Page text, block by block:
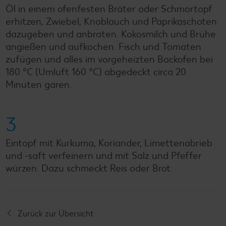
Öl in einem ofenfesten Bräter oder Schmortopf
erhitzen, Zwiebel, Knoblauch und Paprikaschoten
dazugeben und anbraten. Kokosmilch und Brühe
angießen und aufkochen. Fisch und Tomaten
zufügen und alles im vorgeheizten Backofen bei
180 °C (Umluft 160 °C) abgedeckt circa 20
Minuten garen.
3
Eintopf mit Kurkuma, Koriander, Limettenabrieb
und -saft verfeinern und mit Salz und Pfeffer
würzen. Dazu schmeckt Reis oder Brot.
Zurück zur Übersicht